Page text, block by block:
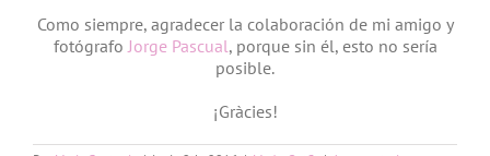
Como siempre, agradecer la colaboración de mi amigo y
fotógrafo Jorge Pascual, porque sin él, esto no sería
posible.
¡Gràcies!